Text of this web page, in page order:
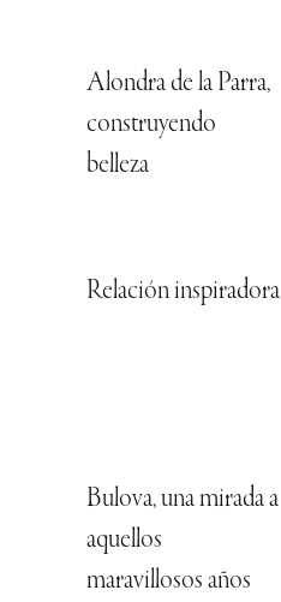
Alondra de la Parra,
construyendo
belleza
Relación inspiradora
Bulova, una mirada a
aquellos
maravillosos años